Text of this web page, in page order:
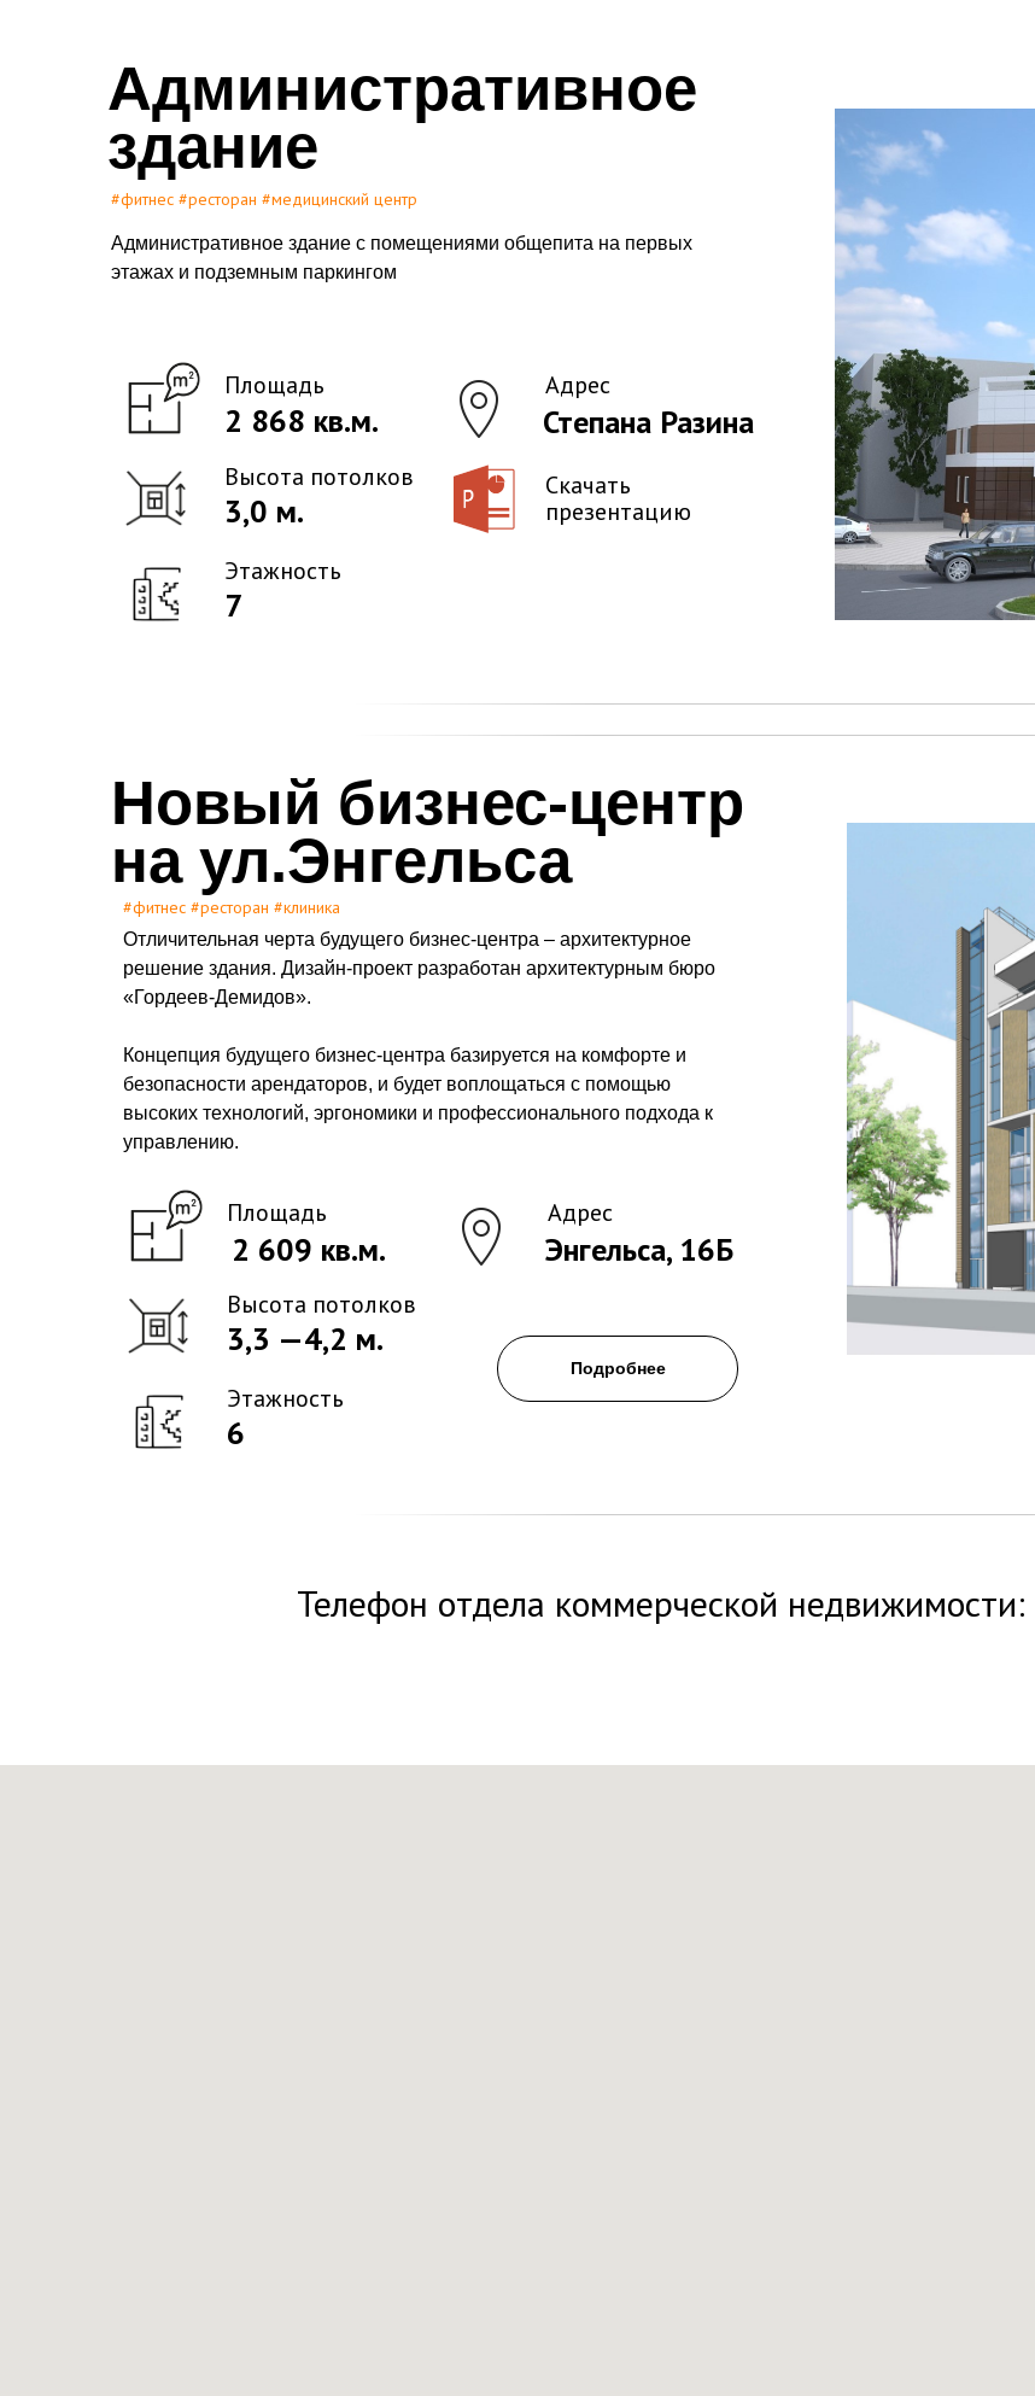
Административное
здание
Административное здание с помещениями общепита на первых
этажах и подземным паркингом
Площадь
Высота потолков
Этажность
2 868 кв.м.
3,0 м.
7
Адрес
Степана Разина
Скачать
презентацию
#фитнес #ресторан #медицинский центр
Новый бизнес-центр
на ул.Энгельса
Отличительная черта будущего бизнес-центра – архитектурное
решение здания. Дизайн-проект разработан архитектурным бюро
«Гордеев-Демидов».
Концепция будущего бизнес-центра базируется на комфорте и
безопасности арендаторов, и будет воплощаться с помощью
высоких технологий, эргономики и профессионального подхода к
управлению.
Площадь
Высота потолков
Этажность
2 609 кв.м.
3,3 —4,2 м.
6
Адрес
Энгельса, 16Б
#фитнес #ресторан #клиника
Подробнее
Телефон отдела коммерческой недвижимости: